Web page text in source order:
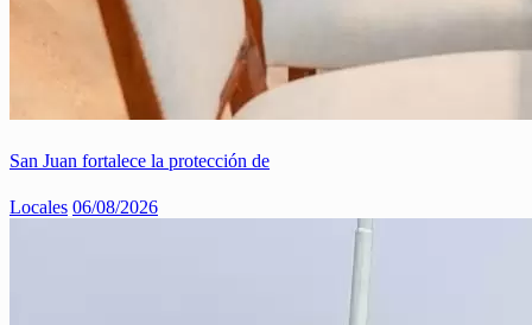
San Juan fortalece la protección de
Locales 06/08/2026